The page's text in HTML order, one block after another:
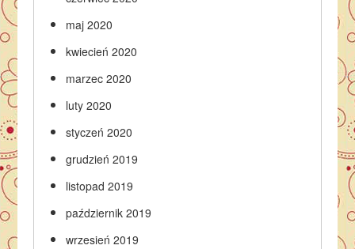
maj 2020
kwiecień 2020
marzec 2020
luty 2020
styczeń 2020
grudzień 2019
listopad 2019
październik 2019
wrzesień 2019